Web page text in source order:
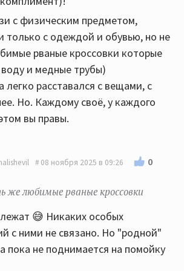
с физическим предметом,
только с одеждой и обувью, но не
рваные кроссовки которые
и медные трубы)
легко расставался с вещами, с
Но. Каждому своё, у каждого
вы правы.
08 ноября 2025 в 09:26 0
же любимые рваные кроссовки
😅 Никаких особых
с ними не связано. Но "родной"
пока не поднимается на помойку